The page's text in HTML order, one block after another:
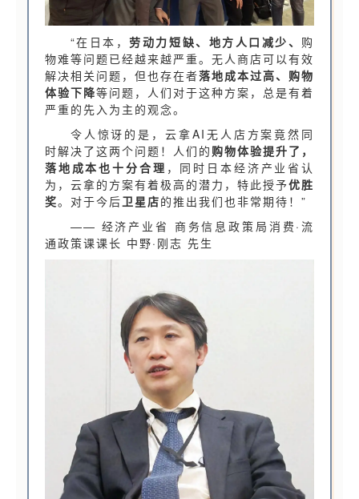
“在日本，劳动力短缺、地方人口减少、 购
物难等问题已经越来越严重。无人商店可以有效
解决相关问题，但也存在者落地成本过高、购物
体验下降等问题，人们对于这种方案，总是有着
严重的先入为主的观念。
令人惊讶的是，云拿AI无人店方案竟然同
时解决了这两个问题！人们的 购物体验提升了，
落地成本也十分合理 ，同时日本经济产业省认
为，云拿的方案有着极高的潜力，特此授予优胜
奖。对于今后卫星店的推出我们也非常期待！ ”
—— 经济产业省 商务信息政策局消费·流
通政策课课长 中野·刚志 先生